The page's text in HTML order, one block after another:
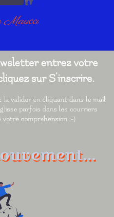
entrez votre
sur S'inscrire.
valider en cliquant dans le mail
parfois dans les courriers
compréhension :-)